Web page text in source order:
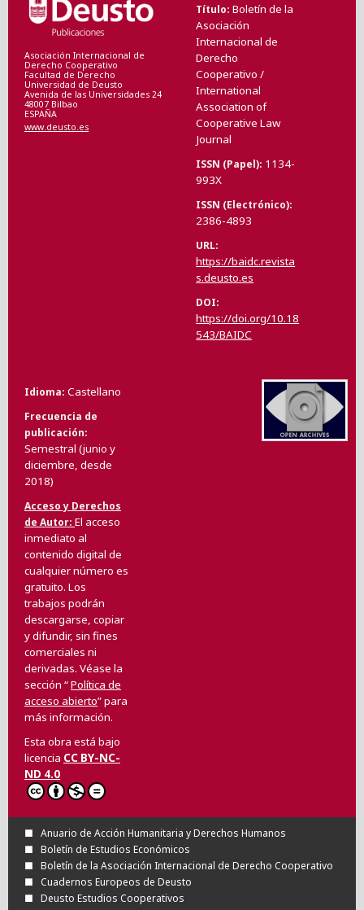
Asociación Internacional de
Derecho Cooperativo
Facultad de Derecho
Universidad de Deusto
Avenida de las Universidades 24
48007 Bilbao
ESPAÑA
www.deusto.es
Título Boletín de la
Asociación
Internacional de
Derecho
Cooperativo /
International
Association of
Cooperative Law
Journal
ISSN (Papel) 1134-
993X
ISSN (Electrónico)
2386-4893
URL
https://baidc.revista
s.deusto.es
DOI
https://doi.org/10.18
543/BAIDC
Idioma Castellano
Frecuencia de
publicación
Semestral (junio y
diciembre, desde
2018)
Acceso y Derechos
de Autor El acceso
inmediato al
contenido digital de
cualquier número es
gratuito. Los
trabajos podrán
descargarse, copiar
y difundir, sin fines
comerciales ni
derivadas. Véase la
sección “Política de
acceso abierto” para
más información.
Esta obra está bajo
licencia CC BY-NC-
ND 4.0
Anuario de Acción Humanitaria y Derechos Humanos
Boletín de Estudios Económicos
Boletín de la Asociación Internacional de Derecho Cooperativo
Cuadernos Europeos de Deusto
Deusto Estudios Cooperativos